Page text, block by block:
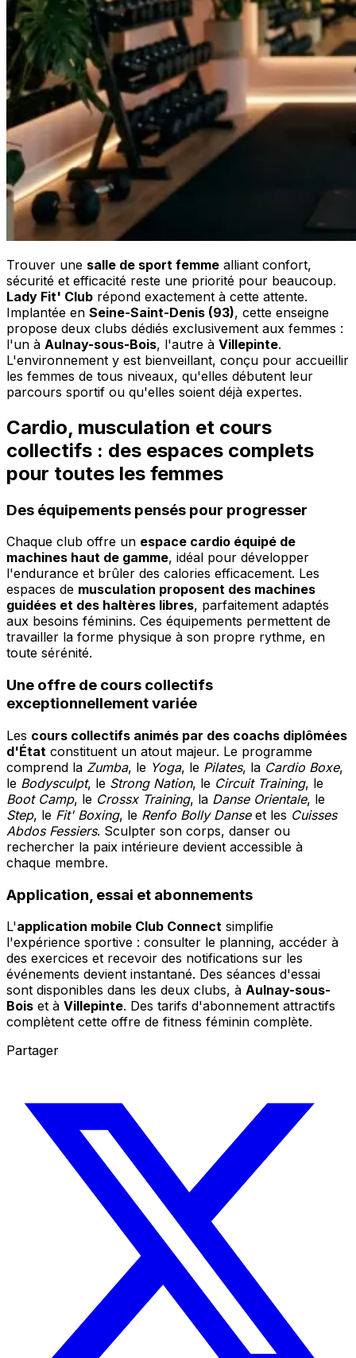
Trouver une salle de sport femme alliant confort,
sécurité et efficacité reste une priorité pour beaucoup.
Lady Fit' Club répond exactement à cette attente.
Implantée en Seine-Saint-Denis (93), cette enseigne
propose deux clubs dédiés exclusivement aux femmes :
l'un à Aulnay-sous-Bois, l'autre à Villepinte.
L'environnement y est bienveillant, conçu pour accueillir
les femmes de tous niveaux, qu'elles débutent leur
parcours sportif ou qu'elles soient déjà expertes.
Cardio, musculation et cours
collectifs : des espaces complets
pour toutes les femmes
Des équipements pensés pour progresser
Chaque club offre un espace cardio équipé de
machines haut de gamme, idéal pour développer
l'endurance et brûler des calories efficacement. Les
espaces de musculation proposent des machines
guidées et des haltères libres, parfaitement adaptés
aux besoins féminins. Ces équipements permettent de
travailler la forme physique à son propre rythme, en
toute sérénité.
Une offre de cours collectifs
exceptionnellement variée
Les cours collectifs animés par des coachs diplômées
d'État constituent un atout majeur. Le programme
comprend la Zumba, le Yoga, le Pilates, la Cardio Boxe,
le Bodysculpt, le Strong Nation, le Circuit Training, le
Boot Camp, le Crossx Training, la Danse Orientale, le
Step, le Fit' Boxing, le Renfo Bolly Danseet les Cuisses
Abdos Fessiers. Sculpter son corps, danser ou
rechercher la paix intérieure devient accessible à
chaque membre.
Application, essai et abonnements
L'application mobile Club Connect simplifie
l'expérience sportive : consulter le planning, accéder à
des exercices et recevoir des notifications sur les
événements devient instantané. Des séances d'essai
sont disponibles dans les deux clubs, à Aulnay-sous-
Bois et à Villepinte. Des tarifs d'abonnement attractifs
complètent cette offre de fitness féminin complète.
Partager